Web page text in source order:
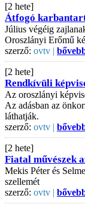
[2 hete]
Átfogó
Július végéig
Oroszlányi Erőmű
szerző: ovtv |
[2 hete]
Rendkívüli
Az oroszlányi
Az adásban az
láthatják.
szerző: ovtv |
[2 hete]
Fiatal művészek
Mekis Péter és
szellemét
szerző: ovtv |